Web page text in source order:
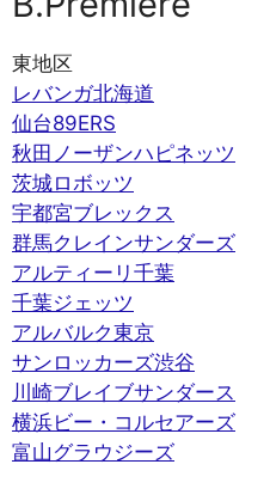
東地区
レバンガ北海道
仙台89ERS
秋田ノーザンハピネッツ
茨城ロボッツ
宇都宮ブレックス
群馬クレインサンダーズ
アルティーリ千葉
千葉ジェッツ
アルバルク東京
サンロッカーズ渋谷
川崎ブレイブサンダース
横浜ビー・コルセアーズ
富山グラウジーズ